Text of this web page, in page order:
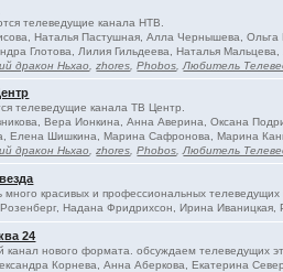
телеведущие канала НТВ.
Наталья Пастушная, Алла Чернышева,
Глотова, Лилия Гильдеева, Наталья
дракон Ньхао ,zhores ,Phobos ,Любитель
телеведущие канала ТВ Центр.
Вера Ионкина, Анна Аверина, Оксана
Елена Шишкина, Марина Сафронова, Марина
дракон Ньхао ,zhores ,Phobos ,Любитель
много красивых и профессиональных
Надана Фридрихсон, Ирина
24
канал нового формата. обсуждаем
Корнева, Анна Аберкова, Екатерина